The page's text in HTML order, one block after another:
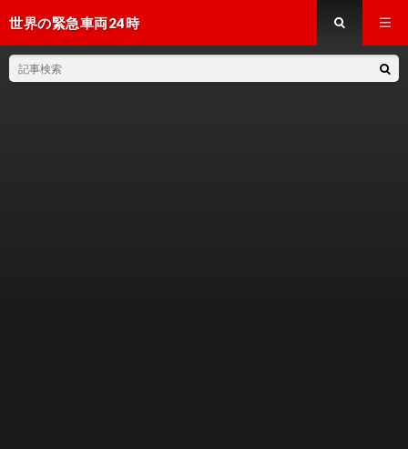
世界の緊急車両24時